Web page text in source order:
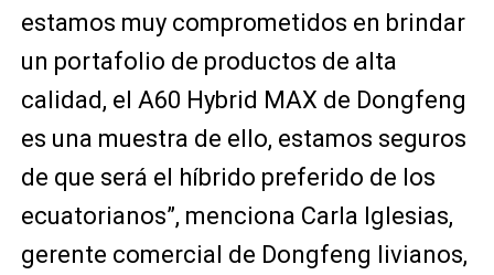
estamos muy comprometidos en brindar
un portafolio de productos de alta
calidad, el A60 Hybrid MAX de Dongfeng
es una muestra de ello, estamos seguros
de que será el híbrido preferido de los
ecuatorianos”, menciona Carla Iglesias,
gerente comercial de Dongfeng livianos,